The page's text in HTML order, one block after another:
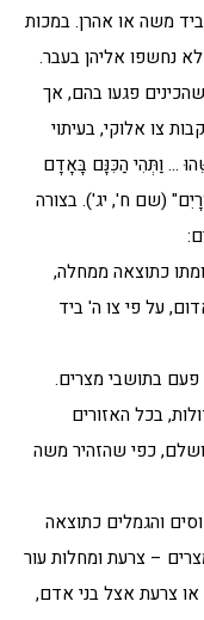
ביד משה או אהרן. במכות
נחשפו אליהן בעבר.
פגעו בהם, אך
צו אלוקי, בעיתוי
… וַתְּהִי הַכִּנָּם בָּאָדָם
(שם ח', יג'). בצורה
כתוצאה ממחלה,
על פי צו ה' ביד
פעם בתושבי מצרים.
בכל האזורים
כפי שהזהיר משה
והגמלים כתוצאה
– צרעת ומחלות עור
צרעת אצל בני אדם,